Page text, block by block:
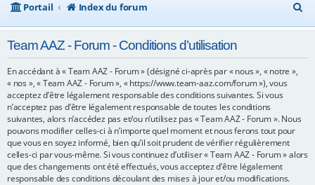
Portail
Index du forum
e
Team AAZ - Forum - Conditions d’utilisation
En accédant à « Team AAZ - Forum » (désigné ci-après par « nous », « notre »,
« nos », « Team AAZ - Forum », « https://www.team-aaz.com/forum »), vous
acceptez d’être légalement responsable des conditions suivantes. Si vous
n’acceptez pas d’être légalement responsable de toutes les conditions
suivantes, alors n’accédez pas et/ou n’utilisez pas « Team AAZ - Forum ». Nous
pouvons modifier celles-ci à n’importe quel moment et nous ferons tout pour
que vous en soyez informé, bien qu’il soit prudent de vérifier régulièrement
celles-ci par vous-même. Si vous continuez d’utiliser « Team AAZ - Forum » alors
que des changements ont été effectués, vous acceptez d’être légalement
responsable des conditions découlant des mises à jour et/ou modifications.